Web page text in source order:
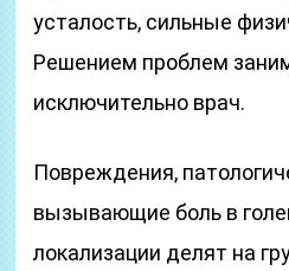
усталость, сильные
Решением проблем
исключительно врач.
Повреждения,
вызывающие боль в
локализации делят на